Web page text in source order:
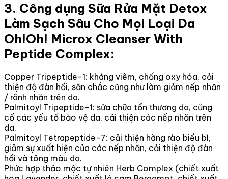
3. Công dụng Sữa Rửa Mặt Detox
Làm Sạch Sâu Cho Mọi Loại Da
Oh!Oh! Microx Cleanser With
Peptide Complex:
Copper Tripeptide-1: kháng viêm, chống oxy hóa, cải
thiện độ đàn hồi, săn chắc cũng như làm giảm nếp nhăn
/ rãnh nhăn trên da.
Palmitoyl Tripeptide-1: sửa chữa tổn thương da, củng
cố các yếu tố bảo vệ da, cải thiện các nếp nhăn trên
da.
Palmitoyl Tetrapeptide-7: cải thiện hàng rào biểu bì,
giảm sự xuất hiện của các nếp nhăn, cải thiện độ đàn
hồi và tông màu da.
Phức hợp thảo mộc tự nhiên Herb Complex (chiết xuất